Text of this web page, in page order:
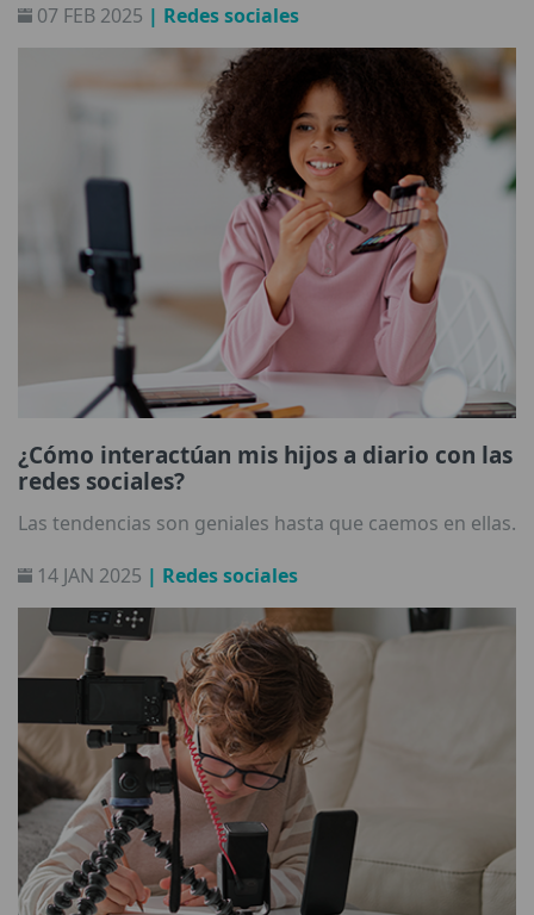
07 FEB 2025 | Redes sociales
¿Cómo interactúan mis hijos a diario con las
redes sociales?
Las tendencias son geniales hasta que caemos en ellas.
14 JAN 2025 | Redes sociales